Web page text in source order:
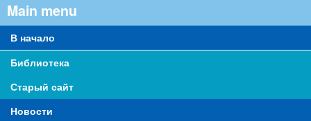
Main menu
В начало
Библиотека
Старый сайт
Новости